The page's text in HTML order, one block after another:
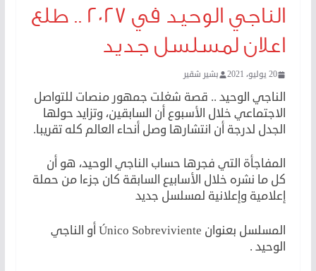
الناجي الوحيد في ٢٠٢٧ .. طلع
اعلان لمسلسل جديد
20 يوليو، 2021 بشير شقير
الناجي الوحيد .. قصة شغلت جمهور منصات للتواصل
الاجتماعي خلال الأسبوع أن السابقين، وتزايد حولها
الجدل لدرجة أن انتشارها وصل أنحاء العالم كله تقريبا.
المفاجأة التي فجرها حساب الناجي الوحيد، هو أن
كل ما نشره خلال الأسابيع السابقة كان جزءا من حملة
إعلامية وإعلانية لمسلسل جديد
المسلسل بعنوان Único Sobreviviente أو الناجي
الوحيد .